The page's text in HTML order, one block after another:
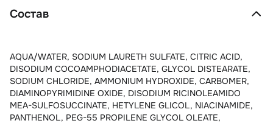
Состав
AQUA/WATER, SODIUM LAURETH SULFATE, CITRIC ACID,
DISODIUM COCOAMPHODIACETATE, GLYCOL DISTEARATE,
SODIUM CHLORIDE, AMMONIUM HYDROXIDE, CARBOMER,
DIAMINOPYRIMIDINE OXIDE, DISODIUM RICINOLEAMIDO
MEA-SULFOSUCCINATE, HETYLENE GLICOL, NIACINAMIDE,
PANTHENOL, PEG-55 PROPILENE GLYCOL OLEATE,